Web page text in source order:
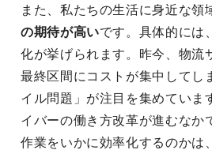
また、私たちの生活に身近な領
の期待が高いです。具体的には
化が挙げられます。昨今、物流
最終区間にコストが集中してし
イル問題」が注目を集めていま
イバーの働き方改革が進むなか
作業をいかに効率化するのかは